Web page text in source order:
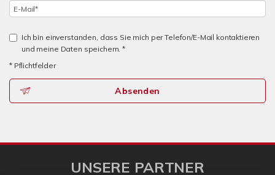
Ich bin einverstanden, dass Sie mich per Telefon/E-Mail kontaktieren
und meine Daten speichern. *
* Pflichtfelder
Absenden
UNSERE PARTNER